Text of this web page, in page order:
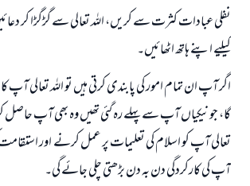
نفلی عبادات کثرت سے کریں، اللہ تعالی سے گڑگڑا کر
کیلیے اپنے ہاتھ اٹھائیں۔
اگر آپ ان تمام امور کی پابندی کرتی ہیں تو اللہ تعالی آپ
گا، جو نیکیاں آپ سے پہلے رہ گئی تھیں وہ بھی آپ حاصل
تعالی آپ کو اسلام کی تعلیمات پر عمل کرنے اور
آپ کی کارکردگی دن بہ دن بڑھتی چلی جائے گی۔